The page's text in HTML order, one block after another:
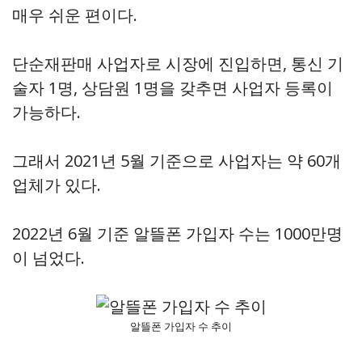
매우 쉬운 편이다.
단순재판매 사업자로 시장에 진입하면, 통신 기
술자 1명, 상담원 1명을 갖추면 사업자 등록이
가능하다.
그래서 2021년 5월 기준으로 사업자는 약 60개
업체가 있다.
2022년 6월 기준 알뜰폰 가입자 수는 1000만명
이 넘었다.
알뜰폰 가입자 수 추이